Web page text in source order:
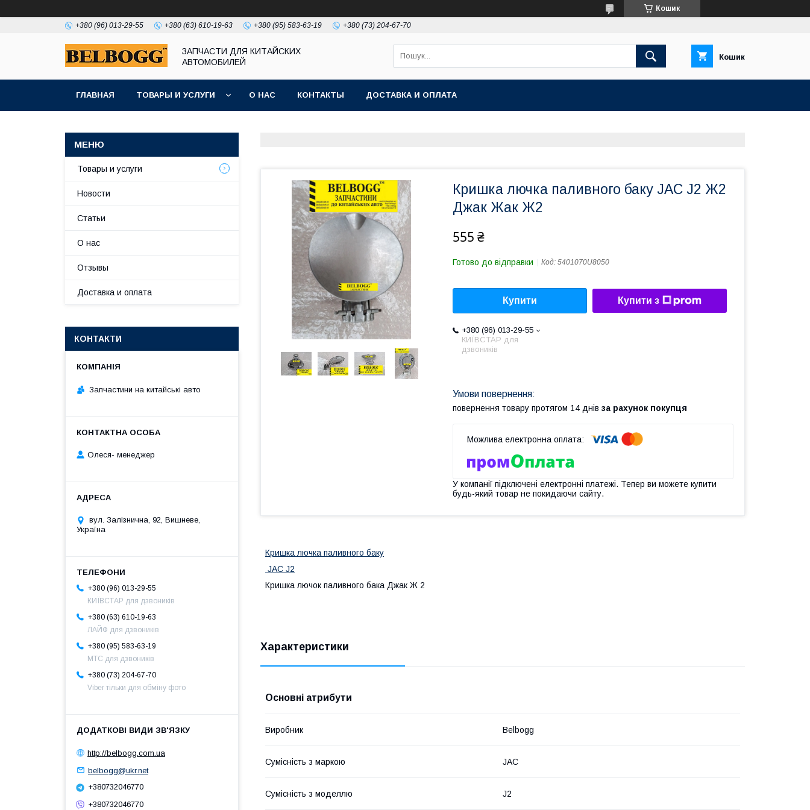
Кошик
+380 (96) 013-29-55 +380 (63) 610-19-63 +380 (95) 583-63-19 +380 (73) 204-67-70
ЗАПЧАСТИ ДЛЯ КИТАЙСКИХ
АВТОМОБИЛЕЙ
Кошик
ГЛАВНАЯ ТОВАРЫ И УСЛУГИ О НАС КОНТАКТЫ ДОСТАВКА И ОПЛАТА
Кришка лючка паливного баку JAC J2 Ж2
Джак Жак Ж2
555 ₴
Готово до відправки Код: 5401070U8050
Купити Купити з
+380 (96) 013-29-55
КИЇВСТАР для
дзвоників
повернення товару протягом 14 днів за рахунок покупця
У компанії підключені електронні платежі. Тепер ви можете купити
будь-який товар не покидаючи сайту.
Кришка лючка паливного баку
JAC J2
Кришка лючок паливного бака Джак Ж 2
Характеристики
Основні атрибути
Виробник Belbogg
Сумісність з маркою JAC
Сумісність з моделлю J2
Товары и услуги
Новости
Статьи
О нас
Отзывы
Доставка и оплата
КОНТАКТИ
Запчастини на китайські авто
Олеся- менеджер
вул. Залізнична, 92, Вишневе,
Україна
+380 (96) 013-29-55
КИЇВСТАР для дзвоників
+380 (63) 610-19-63
ЛАЙФ для дзвоників
+380 (95) 583-63-19
МТС для дзвоників
+380 (73) 204-67-70
Viber тільки для обміну фото
http://belbogg.com.ua
belbogg@ukr.net
+380732046770
+380732046770